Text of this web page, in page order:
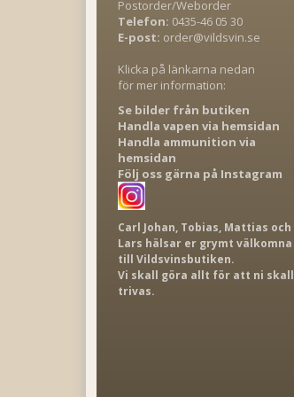
Postorder/Weborder
Telefon: 0435-46 05 30
E-post: order@vildsvin.se
Klicka på länkarna nedan
för mer information:
Se bilder från butiken
Handla vapen via hemsidan
Handla ammunition via
hemsidan
Följ oss gärna på Instagram
Carl Johan, Tobias, Mattias och
Lars hälsar er grymt välkomna
till Vildsvinsbutiken.
Vi skall göra allt för att ni skall
trivas.